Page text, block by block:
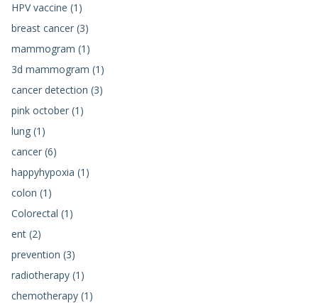
HPV vaccine (1)
breast cancer (3)
mammogram (1)
3d mammogram (1)
cancer detection (3)
pink october (1)
lung (1)
cancer (6)
happyhypoxia (1)
colon (1)
Colorectal (1)
ent (2)
prevention (3)
radiotherapy (1)
chemotherapy (1)